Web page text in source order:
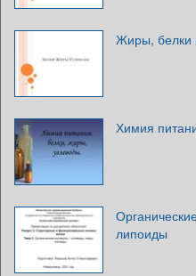
Жиры, белки
Химия
липоиды